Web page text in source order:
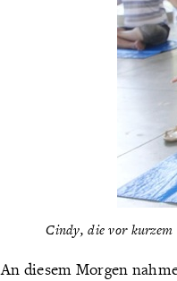
Cindy, die vor kurzem
An diesem Morgen